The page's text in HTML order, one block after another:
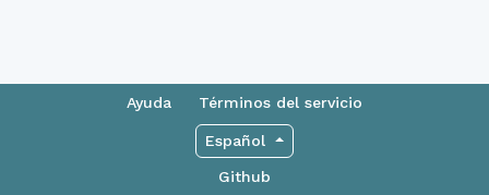
Ayuda Términos del servicio
Español
Github